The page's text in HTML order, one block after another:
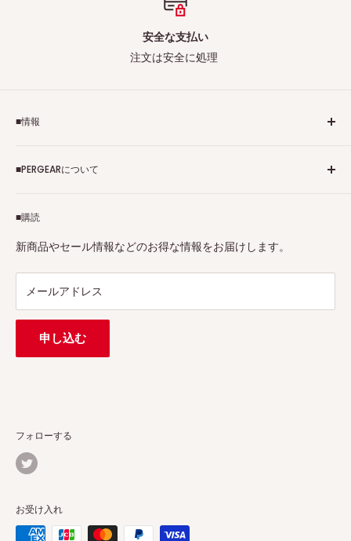
安全な支払い
注文は安全に処理
■購読
新商品やセール情報などのお得な情報をお届けします。
メールアドレス
申し込む
■情報
個人情報保護方針
Tax-free
特定商取引法に基づく表示
■PERGEARについて
7Artisans、FIMIなど各撮影機材ブランドの正規代理店です。
プロ、アマチュアを問わず、さまざまな撮影製品を取り揃え
連絡先： support@pergear.co.jp
フォローする
お受け入れ